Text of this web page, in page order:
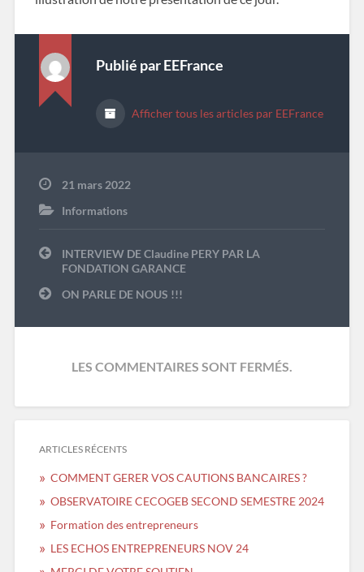
Publié parEEFrance
Afficher tous les articles par EEFrance
21 mars 2022
Informations
Navigation
de
l’article
INTERVIEW DE Claudine PERY PAR LA
FONDATION GARANCE
ON PARLE DE NOUS !!!
LES COMMENTAIRES SONT FERMÉS.
ARTICLES RÉCENTS
COMMENT GERER VOS CAUTIONS BANCAIRES ?
OBSERVATOIRE CECOGEB SECOND SEMESTRE 2024
Formation des entrepreneurs
LES ECHOS ENTREPRENEURS NOV 24